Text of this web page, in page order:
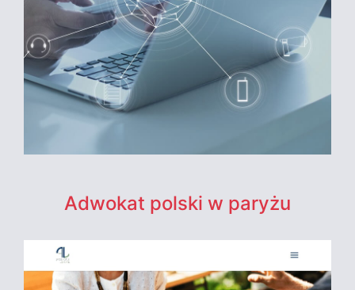
Adwokat polski w paryżu